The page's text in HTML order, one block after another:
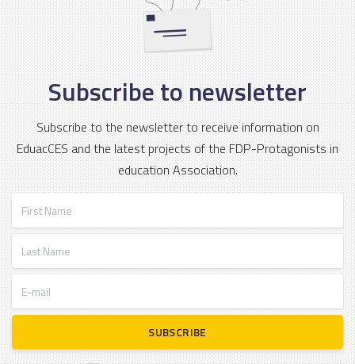
Subscribe to newsletter
Subscribe to the newsletter to receive information on
EduacCES and the latest projects of the FDP-Protagonists in
education Association.
SUBSCRIBE